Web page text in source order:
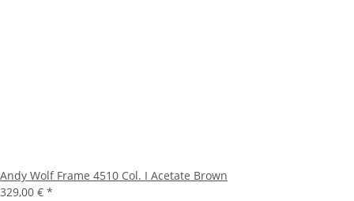
Andy Wolf Frame 4510 Col. I Acetate Brown
329,00 € *